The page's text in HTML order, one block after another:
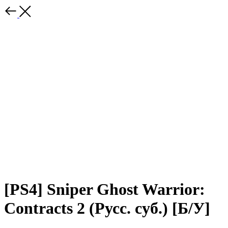
[PS4] Sniper Ghost Warrior:
Contracts 2 (Русс. суб.) [Б/У]